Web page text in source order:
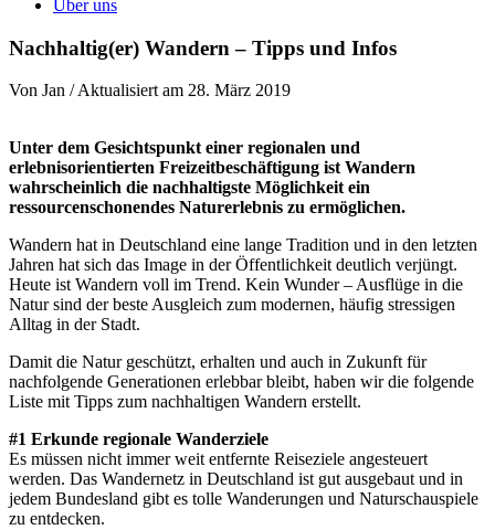
Über uns
Nachhaltig(er) Wandern – Tipps und Infos
Von Jan / Aktualisiert am 28. März 2019
Unter dem Gesichtspunkt einer regionalen und
erlebnisorientierten Freizeitbeschäftigung ist Wandern
wahrscheinlich die nachhaltigste Möglichkeit ein
ressourcenschonendes Naturerlebnis zu ermöglichen.
Wandern hat in Deutschland eine lange Tradition und in den letzten
Jahren hat sich das Image in der Öffentlichkeit deutlich verjüngt.
Heute ist Wandern voll im Trend. Kein Wunder – Ausflüge in die
Natur sind der beste Ausgleich zum modernen, häufig stressigen
Alltag in der Stadt.
Damit die Natur geschützt, erhalten und auch in Zukunft für
nachfolgende Generationen erlebbar bleibt, haben wir die folgende
Liste mit Tipps zum nachhaltigen Wandern erstellt.
#1 Erkunde regionale Wanderziele
Es müssen nicht immer weit entfernte Reiseziele angesteuert
werden. Das Wandernetz in Deutschland ist gut ausgebaut und in
jedem Bundesland gibt es tolle Wanderungen und Naturschauspiele
zu entdecken.